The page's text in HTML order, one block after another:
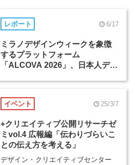
レポート 6/17
ミラノデザインウィークを象徴
するプラットフォーム
「ALCOVA 2026」、日本人デザ
イベント 25/3/7
+クリエイティブ公開リサーチゼ
ミvol.4 広報編「伝わりづらいこ
との伝え方を考える」
デザイン・クリエイティブセンター